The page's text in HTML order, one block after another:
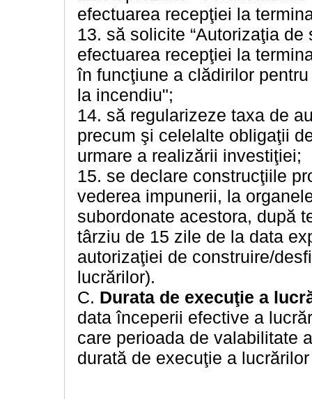
efectuarea recepţiei la
13. să solicite “Autorizaţia
efectuarea recepţiei la
în funcţiune a clădirilor
la incendiu";
14. să regularizeze taxa de
precum şi celelalte obligaţii
urmare a realizării investiţiei;
15. se declare construcţiile
vederea impunerii, la
subordonate acestora, după
târziu de 15 zile de la data
autorizaţiei de construire/
lucrărilor).
C. Durata de execuţie a
data începerii efective a
care perioada de valabilitate
durată de execuţie a